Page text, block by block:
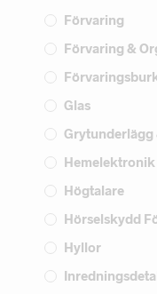
Förvaring
Förvaring &
Glas
Grytunderlägg
Hemelektronik
Högtalare
Hörselskydd
Hyllor